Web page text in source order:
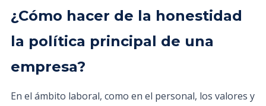
¿Cómo hacer de la honestidad
la política principal de una
empresa?
En el ámbito laboral, como en el personal, los valores y